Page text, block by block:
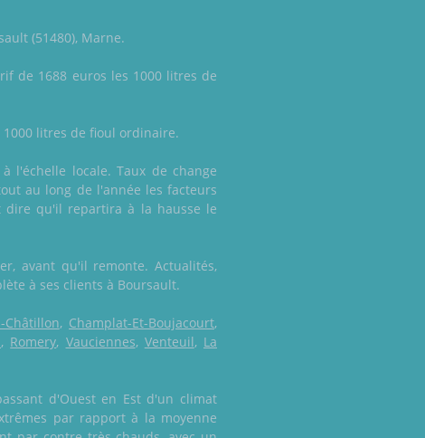
(51480), Marne.
de 1688 euros les 1000 litres de
litres de fioul ordinaire.
l'échelle locale. Taux de change
au long de l'année les facteurs
dire qu'il repartira à la hausse le
avant qu'il remonte. Actualités,
à ses clients à Boursault.
Châtillon, Champlat-Et-Boujacourt,
, Romery, Vauciennes, Venteuil, La
d'Ouest en Est d'un climat
par rapport à la moyenne